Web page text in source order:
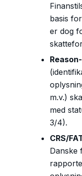
basis
er dog
m.v.)
med
3/4).
CRS/
Danske